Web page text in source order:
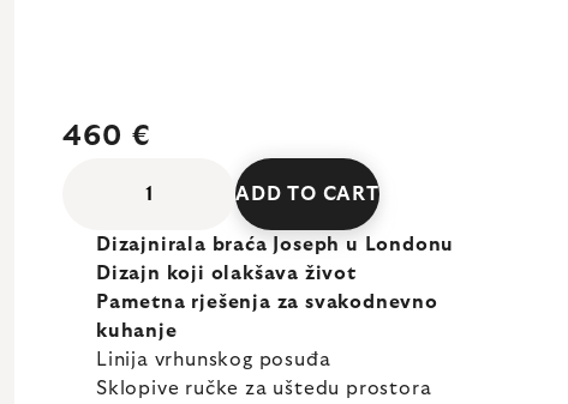
460 €
ADD TO CART
Dizajnirala braća Joseph u Londonu
Dizajn koji olakšava život
Pametna rješenja za svakodnevno
kuhanje
Linija vrhunskog posuđa
Sklopive ručke za uštedu prostora